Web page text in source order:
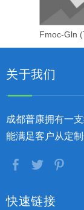
关于我们
成都普康拥有一
能满足客户从定
快速链接